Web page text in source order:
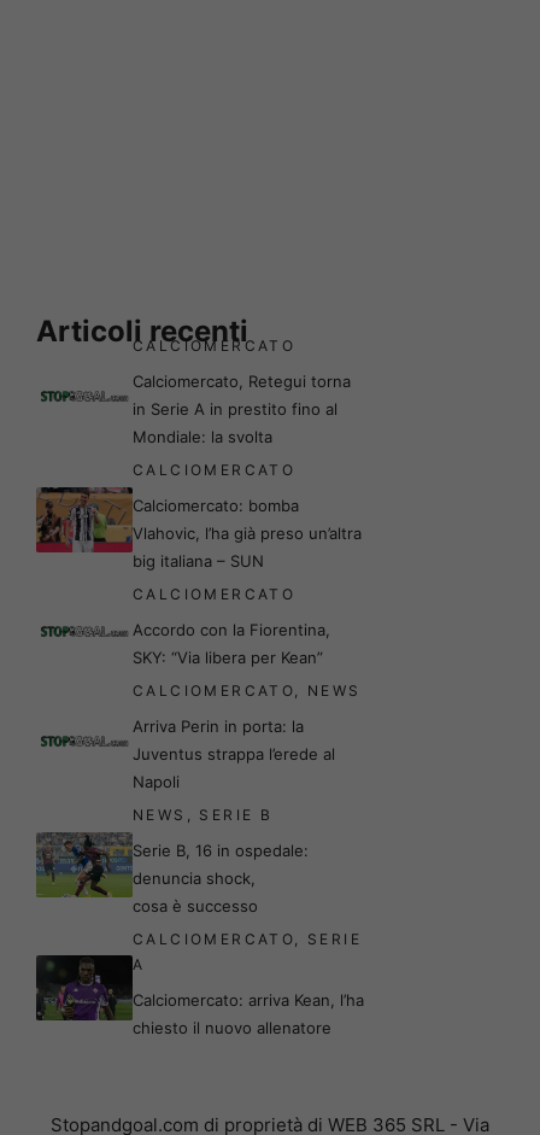
Articoli recenti
CALCIOMERCATO
Calciomercato, Retegui torna
in Serie A in prestito fino al
Mondiale: la svolta
CALCIOMERCATO
Calciomercato: bomba
Vlahovic, l’ha già preso un’altra
big italiana – SUN
CALCIOMERCATO
Accordo con la Fiorentina,
SKY: “Via libera per Kean”
CALCIOMERCATO, NEWS
Arriva Perin in porta: la
Juventus strappa l’erede al
Napoli
NEWS , SERIE B
Serie B, 16 in ospedale:
denuncia shock,
cosa è successo
CALCIOMERCATO, SERIE
A
Calciomercato: arriva Kean, l’ha
chiesto il nuovo allenatore
Stopandgoal.com di proprietà di WEB 365 SRL - Via